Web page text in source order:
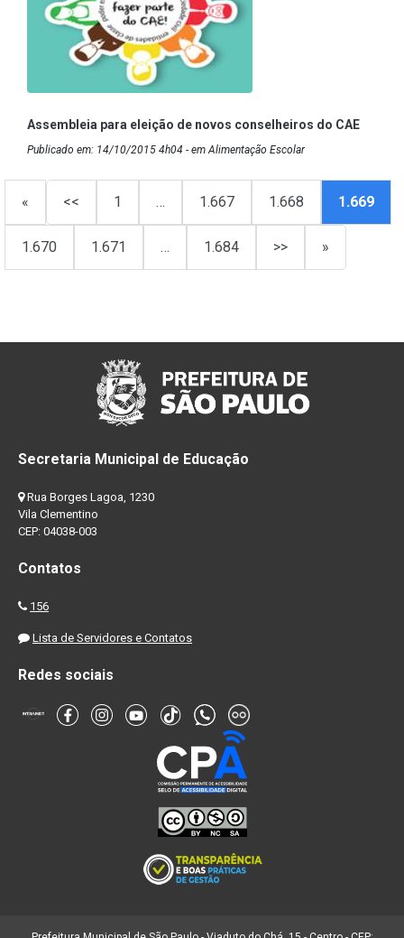
Assembleia para eleição de novos conselheiros do CAE
Publicado em: 14/10/2015 4h04 - em Alimentação Escolar
« << 1 … 1.667 1.668 1.669
1.670 1.671 … 1.684 >> »
Secretaria Municipal de Educação
Rua Borges Lagoa, 1230
Vila Clementino
CEP: 04038-003
Contatos
156
Lista de Servidores e Contatos
Redes sociais